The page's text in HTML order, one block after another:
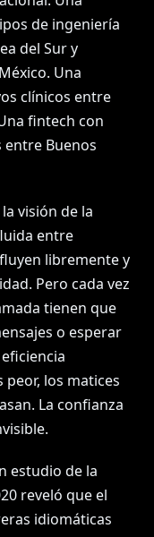
de ingeniería
del Sur y
Una
clínicos entre
fintech con
Buenos
visión de la
entre
libremente y
Pero cada vez
tienen que
o esperar
peor, los matices
La confianza
estudio de la
reveló que el
idiomáticas